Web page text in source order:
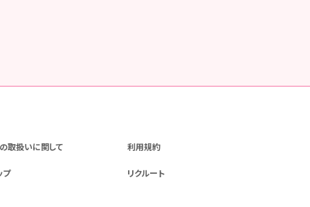
取扱いに関して 利用規約
プ リクルート